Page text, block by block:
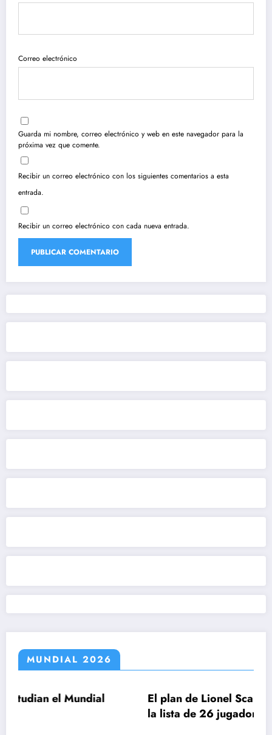
Correo electrónico
Guarda mi nombre, correo electrónico y web en este navegador para la
próxima vez que comente.
Recibir un correo electrónico con los siguientes comentarios a esta
entrada.
Recibir un correo electrónico con cada nueva entrada.
MUNDIAL 2026
El plan de Lionel Scaloni para el
la lista de 26 jugadores